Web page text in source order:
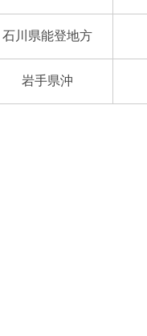
石川県能登地方
岩手県沖